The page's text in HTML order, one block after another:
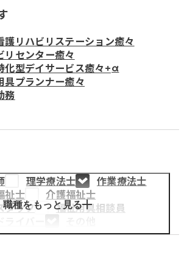
こども園
保育園
護事業
護リハビリステーション癒々
リセンター癒々
化型デイサービス癒々+α
具プランナー癒々
務
理学療法士
作業療法士
祉士
介護福祉士
タッフ
福祉用具相談員
職種をもっと見る